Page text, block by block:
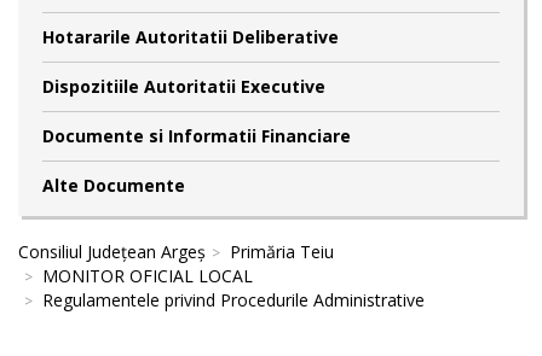
Hotararile Autoritatii Deliberative
Dispozitiile Autoritatii Executive
Documente si Informatii Financiare
Alte Documente
Consiliul Județean Argeș
Primăria Teiu
MONITOR OFICIAL LOCAL
Regulamentele privind Procedurile Administrative